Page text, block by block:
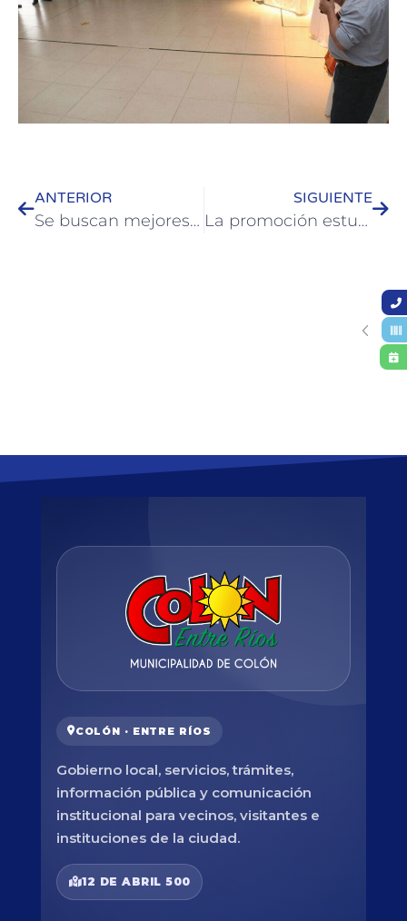
ANTERIOR
Se buscan mejores condiciones de desarrollo para el sector gastronómico de Colón
SIGUIENTE
La promoción estudiantil 2021 de Colón vivió la quema del muñeco
COLÓN · ENTRE RÍOS
Gobierno local, servicios, trámites,
información pública y comunicación
institucional para vecinos, visitantes e
instituciones de la ciudad.
12 DE ABRIL 500